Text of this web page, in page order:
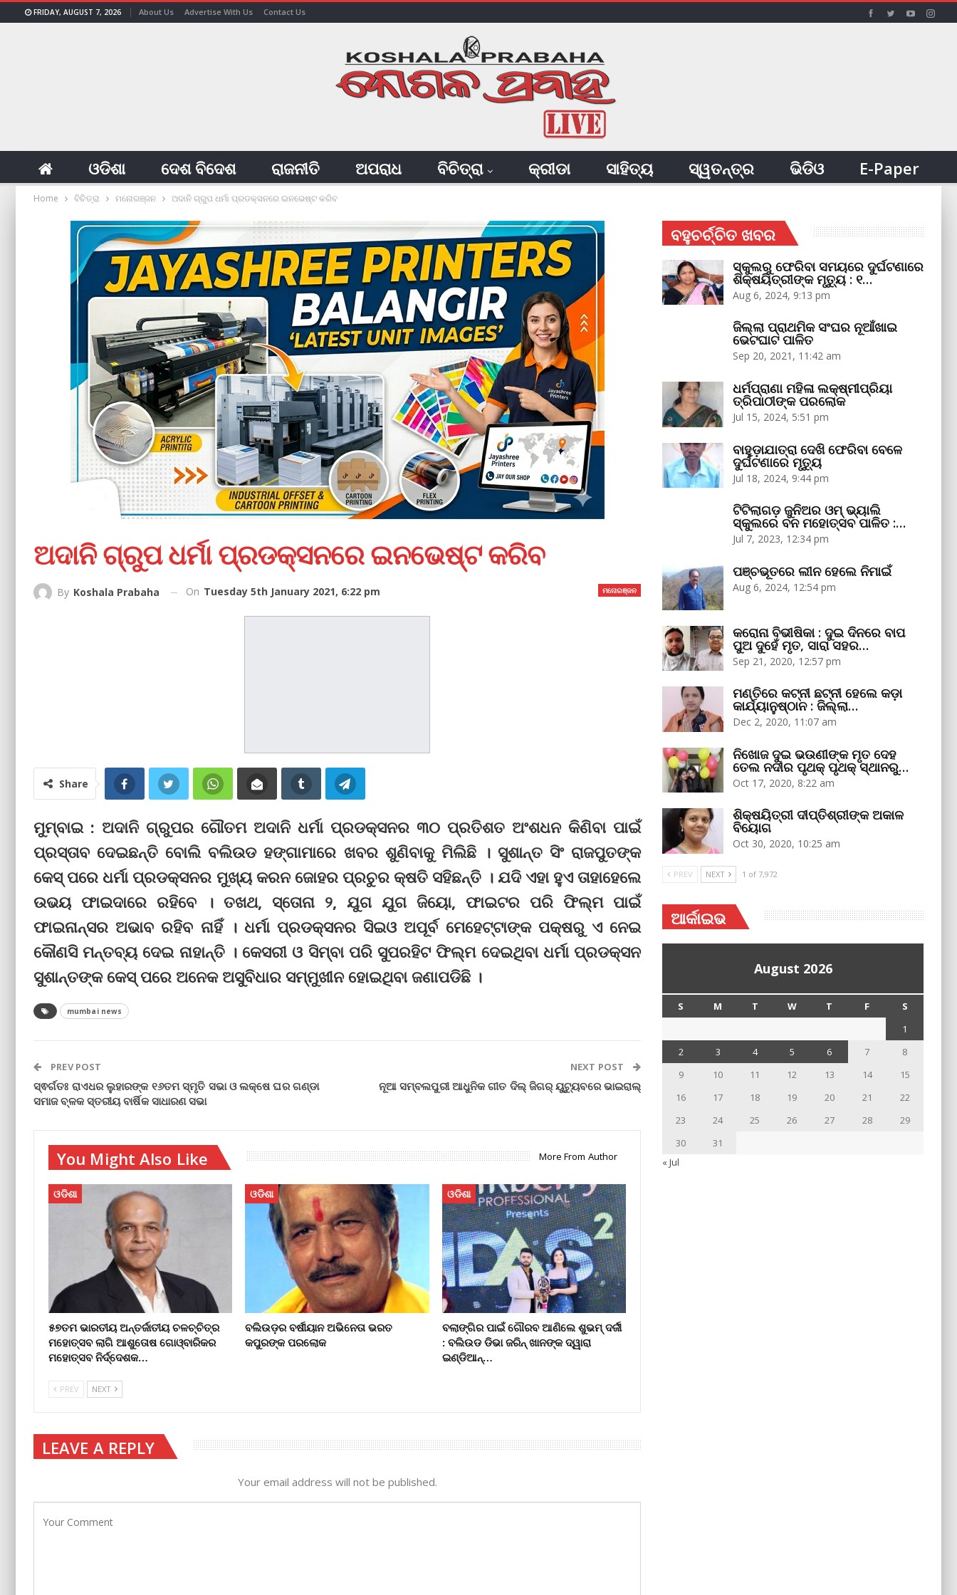
FRIDAY, AUGUST 7, 2026 About Us Advertise With Us Contact Us
ଓଡିଶା ଦେଶ ବିଦେଶ ରାଜନୀତି ଅପରାଧ ବିଚିତ୍ରା କ୍ରୀଡା ସାହିତ୍ୟ ସ୍ୱତନ୍ତ୍ର ଭିଡିଓ E-Paper
Home ବିଚିତ୍ରା ମନୋରଞ୍ଜନ ଅଦାନି ଗ୍ରୁପ ଧର୍ମା ପ୍ରଡକ୍ସନରେ ଇନଭେଷ୍ଟ କରିବ
ଅଦାନି ଗ୍ରୁପ ଧର୍ମା ପ୍ରଡକ୍ସନରେ ଇନଭେଷ୍ଟ କରିବ
ମନୋରଞ୍ଜନ
By Koshala Prabaha On Tuesday 5th January 2021, 6:22 pm
Share
ମୁମ୍ବାଇ : ଅଦାନି ଗ୍ରୁପର ଗୌତମ ଅଦାନି ଧର୍ମା ପ୍ରଡକ୍ସନର ୩୦ ପ୍ରତିଶତ ଅଂଶଧନ କିଣିବା ପାଇଁ
ପ୍ରସ୍ତାବ ଦେଇଛନ୍ତି ବୋଲି ବଲିଉଡ ହଙ୍ଗାମାରେ ଖବର ଶୁଣିବାକୁ ମିଲିଛି । ସୁଶାନ୍ତ ସିଂ ରାଜପୁତଙ୍କ
କେସ୍‌ ପରେ ଧର୍ମା ପ୍ରଡକ୍ସନର ମୁଖ୍ୟ କରନ ଜୋହର ପ୍ରଚୁର କ୍ଷତି ସହିଛନ୍ତି । ଯଦି ଏହା ହୁଏ ତାହାହେଲେ
ଉଭୟ ଫାଇଦାରେ ରହିବେ । ତଖଥ, ସ୍ତୋନା ୨, ଯୁଗ ଯୁଗ ଜିୟୋ, ଫାଇଟର ପରି ଫିଲ୍ମ ପାଇଁ
ଫାଇନାନ୍ସର ଅଭାବ ରହିବ ନାହିଁ । ଧର୍ମା ପ୍ରଡକ୍ସନର ସିଇଓ ଅପୂର୍ବ ମେହେଟ୍ଟାଙ୍କ ପକ୍ଷରୁ ଏ ନେଇ
କୌଣସି ମନ୍ତବ୍ୟ ଦେଇ ନାହାନ୍ତି । କେସରୀ ଓ ସିମ୍ବା ପରି ସୁପରହିଟ ଫିଲ୍ମ ଦେଇଥିବା ଧର୍ମା ପ୍ରଡକ୍ସନ
ସୁଶାନ୍ତଙ୍କ କେସ୍‌ ପରେ ଅନେକ ଅସୁବିଧାର ସମ୍ମୁଖୀନ ହୋଇଥିବା ଜଣାପଡିଛି ।
mumbai news
PREV POST
ସ୍ଵର୍ଗତଃ ରାଏଧର ଲୁହାରଙ୍କ ୧୬ତମ ସ୍ମୃତି ସଭା ଓ ଲକ୍ଷେ ଘର ଗଣ୍ଡା
ସମାଜ ବ୍ଳକ ସ୍ତରୀୟ ବାର୍ଷିକ ସାଧାରଣ ସଭା
NEXT POST
ନୂଆ ସମ୍ବଲପୁରୀ ଆଧୁନିକ ଗୀତ ଦିଲ୍ ଜିଗର୍ ୟୁଟ୍ୟୁବରେ ଭାଇରାଲ୍
You Might Also Like More From Author
ଓଡିଶା
୫୭ତମ ଭାରତୀୟ ଅନ୍ତର୍ଜାତୀୟ ଚଳଚ୍ଚିତ୍ର
ମହୋତ୍ସବ ଲାଗି ଆଶୁତୋଷ ଗୋଓ୍ବାରିକର
ମହୋତ୍ସବ ନିର୍ଦ୍ଦେଶକ…
ଓଡିଶା
ବଲିଉଡ଼ର ବର୍ଷୀୟାନ ଅଭିନେତା ଭରତ
କପୁରଙ୍କ ପରଲୋକ
ଓଡିଶା
ବଲାଙ୍ଗିର ପାଇଁ ଗୌରବ ଆଣିଲେ ଶୁଭମ୍ ଦର୍ଜୀ
: ବଲିଉଡ ଡିଭା ଜରିନ୍ ଖାନଙ୍କ ଦ୍ୱାରା
ଇଣ୍ଡିଆନ୍…
PREV NEXT
LEAVE A REPLY
Your email address will not be published.
ବହୁଚର୍ଚ୍ଚିତ ଖବର
ସ୍କୁଲରୁ ଫେରିବା ସମୟରେ ଦୁର୍ଘଟଣାରେ
ଶିକ୍ଷୟିତ୍ରୀଙ୍କ ମୃତ୍ୟୁ : ୧…
Aug 6, 2024, 9:13 pm
ଜିଲ୍ଲା ପ୍ରାଥମିକ ସଂଘର ନୂଆଁଖାଇ
ଭେଟଘାଟ ପାଳିତ
Sep 20, 2021, 11:42 am
ଧର୍ମପ୍ରାଣା ମହିଳା ଲକ୍ଷ୍ମୀପ୍ରିୟା
ତ୍ରିପାଠୀଙ୍କ ପରଲୋକ
Jul 15, 2024, 5:51 pm
ବାହୁଡ଼ାଯାତ୍ରା ଦେଖି ଫେରିବା ବେଳେ
ଦୁର୍ଘଟଣାରେ ମୃତ୍ୟୁ
Jul 18, 2024, 9:44 pm
ଟିଟିଲାଗଡ଼ ଜୁନିଅର ଓମ୍‌ ଭ୍ୟାଲି
ସ୍କୁଲରେ ବନ ମହୋତ୍ସବ ପାଳିତ :…
Jul 7, 2023, 12:34 pm
ପଞ୍ଚଭୂତରେ ଲୀନ ହେଲେ ନିମାଇଁ
Aug 6, 2024, 12:54 pm
କରୋନା ବିଭୀଷିକା : ଦୁଇ ଦିନରେ ବାପ
ପୁଅ ଦୁହେଁ ମୃତ, ସାରା ସହର…
Sep 21, 2020, 12:57 pm
ମଣ୍ତିରେ କଟ୍‌ନୀ ଛଟ୍‌ନୀ ହେଲେ କଡ଼ା
କାର୍ଯ୍ୟାନୁଷ୍ଠାନ : ଜିଲ୍ଲା…
Dec 2, 2020, 11:07 am
ନିଖୋଜ ଦୁଇ ଭଉଣୀଙ୍କ ମୃତ ଦେହ
ତେଲ ନଦୀର ପୃଥକ୍‌ ପୃଥକ୍‌ ସ୍ଥାନରୁ…
Oct 17, 2020, 8:22 am
ଶିକ୍ଷୟିତ୍ରୀ ଦୀପ୍ତିଶ୍ରୀଙ୍କ ଅକାଳ
ବିୟୋଗ
Oct 30, 2020, 10:25 am
PREV NEXT 1 of 7,972
ଆର୍କାଇଭ
August 2026
S M T W T F
S
1
2
3 4 5 6 7
8
9
10 11 12 13 14
15
16
17 18 19 20 21
22
23
24 25 26 27 28
29
30
31
« Jul